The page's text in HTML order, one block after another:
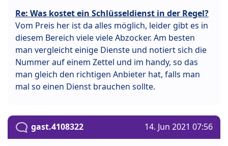
Re: Was kostet ein Schlüsseldienst in der Regel?
Vom Preis her ist da alles möglich, leider gibt es in
diesem Bereich viele viele Abzocker. Am besten
man vergleicht einige Dienste und notiert sich die
Nummer auf einem Zettel und im handy, so das
man gleich den richtigen Anbieter hat, falls man
mal so einen Dienst brauchen sollte.
gast.4108322 14. Jun 2021 07:56